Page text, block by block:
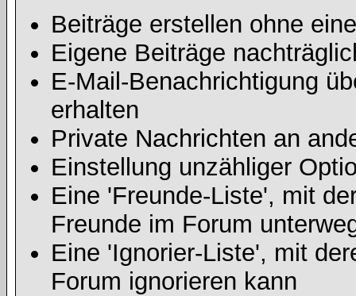
Beiträge erstellen ohne
Eigene Beiträge
E-Mail-Benachrichtigung
erhalten
Private Nachrichten an
Einstellung unzähliger
Eine 'Freunde-Liste', mit
Freunde im Forum
Eine 'Ignorier-Liste', mit
Forum ignorieren kann